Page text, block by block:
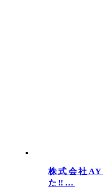
株式会社
た‼…